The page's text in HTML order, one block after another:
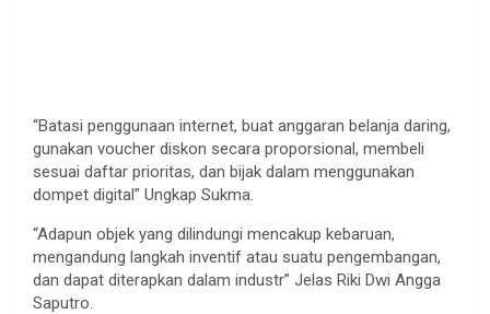
“Batasi penggunaan internet, buat anggaran belanja daring,
gunakan voucher diskon secara proporsional, membeli
sesuai daftar prioritas, dan bijak dalam menggunakan
dompet digital” Ungkap Sukma.
“Adapun objek yang dilindungi mencakup kebaruan,
mengandung langkah inventif atau suatu pengembangan,
dan dapat diterapkan dalam industr” Jelas Riki Dwi Angga
Saputro.